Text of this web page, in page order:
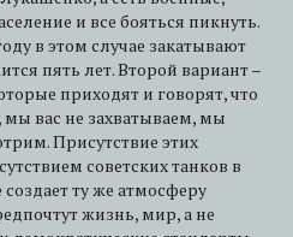
и все бояться пикнуть.
в этом случае закатывают
пять лет. Второй вариант –
приходят и говорят, что
вас не захватываем, мы
Присутствие этих
советских танков в
создает ту же атмосферу
жизнь, мир, а не